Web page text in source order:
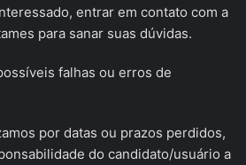
entrar em contato com a
para sanar suas dúvidas.
falhas ou erros de
por datas ou prazos perdidos,
do candidato/usuário a